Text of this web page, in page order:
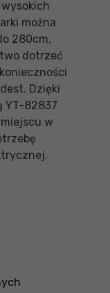
można
280cm,
dotrzeć
Dzięki
YT-82837
w